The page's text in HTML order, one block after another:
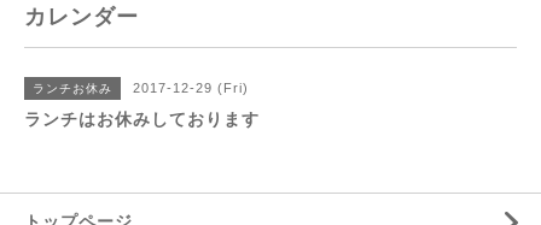
カレンダー
ランチお休み 2017-12-29 (Fri)
ランチはお休みしております